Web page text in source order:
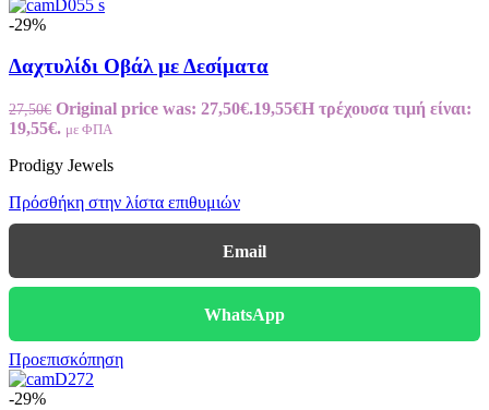
-29%
Δαχτυλίδι Οβάλ με Δεσίματα
27,50€ Original price was: 27,50€.19,55€Η τρέχουσα τιμή είναι:
19,55€. με ΦΠΑ
Prodigy Jewels
Πρόσθήκη στην λίστα επιθυμιών
Email
WhatsApp
Προεπισκόπηση
-29%